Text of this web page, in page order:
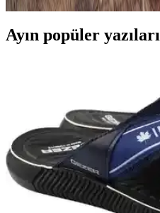
Ayın popüler yazıları